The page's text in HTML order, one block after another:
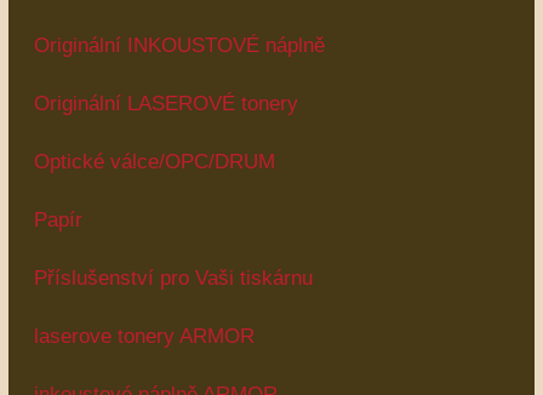
Originální INKOUSTOVÉ náplně
Originální LASEROVÉ tonery
Optické válce/OPC/DRUM
Papír
Příslušenství pro Vaši tiskárnu
laserove tonery ARMOR